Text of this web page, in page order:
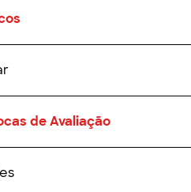
de Avaliação